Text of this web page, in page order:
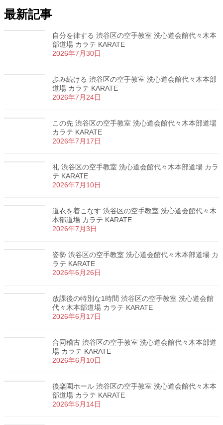
最新記事
自分を律する 渋谷区の空手教室 洗心道会館代々木本
部道場 カラテ KARATE
2026年7月30日
歩み続ける 渋谷区の空手教室 洗心道会館代々木本部
道場 カラテ KARATE
2026年7月24日
この先 渋谷区の空手教室 洗心道会館代々木本部道場
カラテ KARATE
2026年7月17日
礼 渋谷区の空手教室 洗心道会館代々木本部道場 カラ
テ KARATE
2026年7月10日
道衣を着こなす 渋谷区の空手教室 洗心道会館代々木
本部道場 カラテ KARATE
2026年7月3日
姿勢 渋谷区の空手教室 洗心道会館代々木本部道場 カ
ラテ KARATE
2026年6月26日
放課後の特別な1時間 渋谷区の空手教室 洗心道会館
代々木本部道場 カラテ KARATE
2026年6月17日
合同稽古 渋谷区の空手教室 洗心道会館代々木本部道
場 カラテ KARATE
2026年6月10日
後楽園ホール 渋谷区の空手教室 洗心道会館代々木本
部道場 カラテ KARATE
2026年5月14日